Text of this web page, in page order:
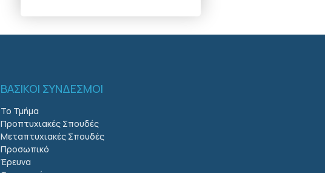
ΒΑΣΙΚΟΙ ΣΥΝΔΕΣΜΟΙ
Το Τμήμα
Προπτυχιακές Σπουδές
Μεταπτυχιακές Σπουδές
Προσωπικό
Έρευνα